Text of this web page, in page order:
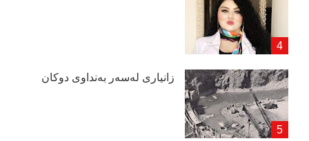
زانیاری لەسەر بەنداوی دوكان